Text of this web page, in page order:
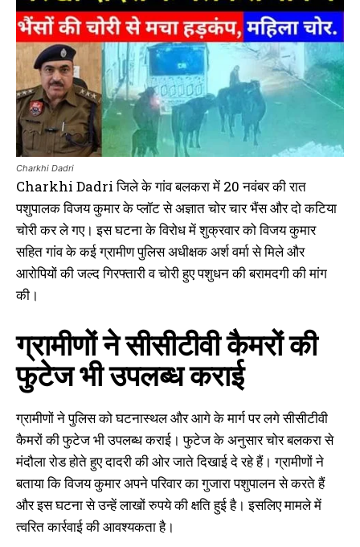
Charkhi Dadri
Charkhi Dadri जिले के गांव बलकरा में 20 नवंबर की रात
पशुपालक विजय कुमार के प्लॉट से अज्ञात चोर चार भैंस और दो कटिया
चोरी कर ले गए। इस घटना के विरोध में शुक्रवार को विजय कुमार
सहित गांव के कई ग्रामीण पुलिस अधीक्षक अर्श वर्मा से मिले और
आरोपियों की जल्द गिरफ्तारी व चोरी हुए पशुधन की बरामदगी की मांग
की।
ग्रामीणों ने सीसीटीवी कैमरों की
फुटेज भी उपलब्ध कराई
ग्रामीणों ने पुलिस को घटनास्थल और आगे के मार्ग पर लगे सीसीटीवी
कैमरों की फुटेज भी उपलब्ध कराई। फुटेज के अनुसार चोर बलकरा से
मंदौला रोड होते हुए दादरी की ओर जाते दिखाई दे रहे हैं। ग्रामीणों ने
बताया कि विजय कुमार अपने परिवार का गुजारा पशुपालन से करते हैं
और इस घटना से उन्हें लाखों रुपये की क्षति हुई है। इसलिए मामले में
त्वरित कार्रवाई की आवश्यकता है।